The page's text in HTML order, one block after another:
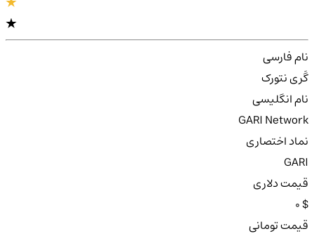
نام فارسی
گَری نتورک
نام انگلیسی
GARI Network
نماد اختصاری
GARI
قیمت دلاری
0 $
قیمت تومانی